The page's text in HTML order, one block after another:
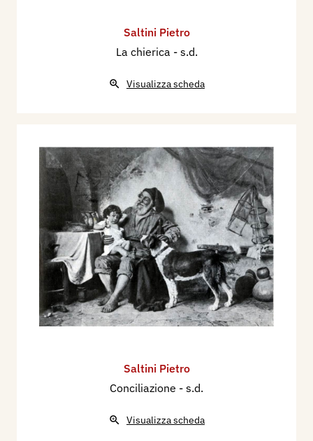
Saltini Pietro
La chierica - s.d.
Visualizza scheda
Saltini Pietro
Conciliazione - s.d.
Visualizza scheda